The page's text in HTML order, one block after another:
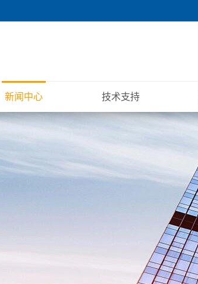
新闻中心 技术支持